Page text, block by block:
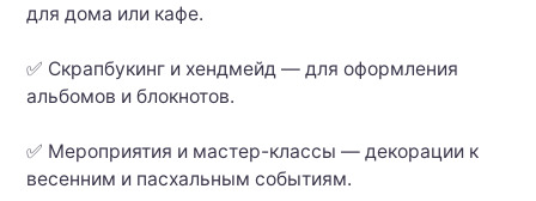
для дома или кафе.
✅ Скрапбукинг и хендмейд — для оформления
альбомов и блокнотов.
✅ Мероприятия и мастер-классы — декорации к
весенним и пасхальным событиям.